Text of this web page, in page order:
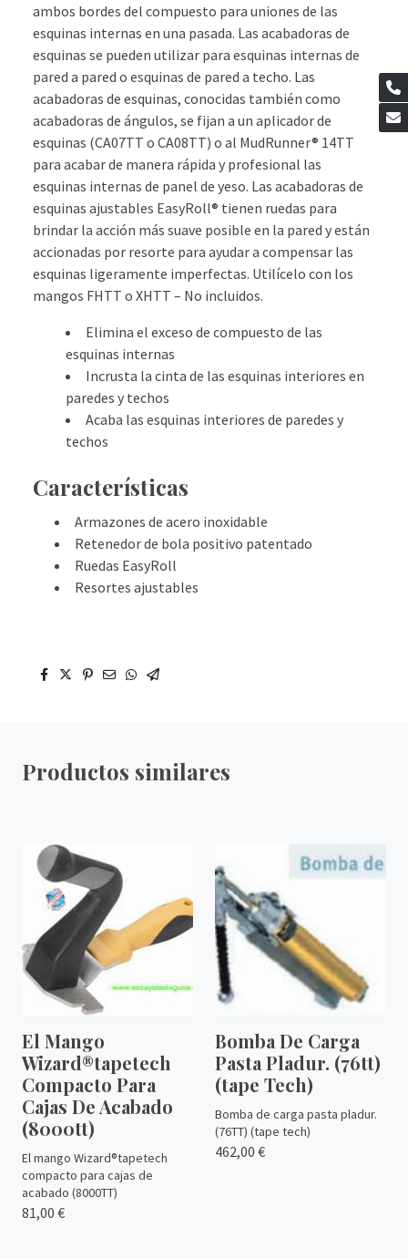
ambos bordes del compuesto para uniones de las
esquinas internas en una pasada. Las acabadoras de
esquinas se pueden utilizar para esquinas internas de
pared a pared o esquinas de pared a techo. Las
acabadoras de esquinas, conocidas también como
acabadoras de ángulos, se fijan a un aplicador de
esquinas (CA07TT o CA08TT) o al MudRunner® 14TT
para acabar de manera rápida y profesional las
esquinas internas de panel de yeso. Las acabadoras de
esquinas ajustables EasyRoll® tienen ruedas para
brindar la acción más suave posible en la pared y están
accionadas por resorte para ayudar a compensar las
esquinas ligeramente imperfectas. Utilícelo con los
mangos FHTT o XHTT – No incluidos.
Elimina el exceso de compuesto de las
esquinas internas
Incrusta la cinta de las esquinas interiores en
paredes y techos
Acaba las esquinas interiores de paredes y
techos
Características
Armazones de acero inoxidable
Retenedor de bola positivo patentado
Ruedas EasyRoll
Resortes ajustables
Productos similares
El Mango
Wizard®tapetech
Compacto Para
Cajas De Acabado
(8000tt)
El mango Wizard®tapetech
compacto para cajas de
acabado (8000TT)
81,00 €
Bomba De Carga
Pasta Pladur. (76tt)
(tape Tech)
Bomba de carga pasta pladur.
(76TT) (tape tech)
462,00 €